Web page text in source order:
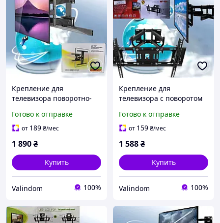
Крепление для
телевизора поворотно-
P6-настенный кронштейн
для телевизора до 45кг
Готово к отправке
от 189₴/мес
1 890₴
Купить
Valindom 100%
Крепление для
телевизора с поворотом
кронштейн для
телевизора до 50кг
Готово к отправке
от 159₴/мес
1 588₴
Купить
Valindom 100%